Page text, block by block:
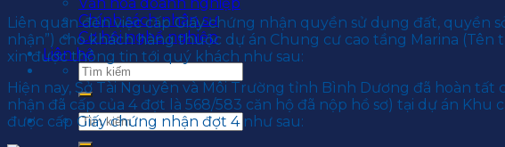
Chính sách nhân sự
Cơ hội nghề nghiệp
Liên hệ
Liên quan đến việc cấp Giấy chứng nhận quyền sử dụng đất, quyền
nhận”) cho khách hàng thuộc dự án Chung cư cao tầng Marina
xin được thông tin tới quý khách như sau:
Hiện nay, Sở Tài Nguyên và Môi Trường tỉnh Bình Dương đã hoàn
nhận đã cấp của 4 đợt là 568/583 căn hộ đã nộp hồ sơ) tại dự án
được cấp Giấy chứng nhận đợt 4 như sau: